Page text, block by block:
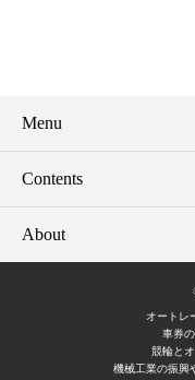
Menu
Contents
About
オートレ
車券
競輪と
機械工業の振興